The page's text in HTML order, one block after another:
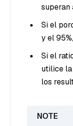
superan
Si el
y el
Si el
utilice
los